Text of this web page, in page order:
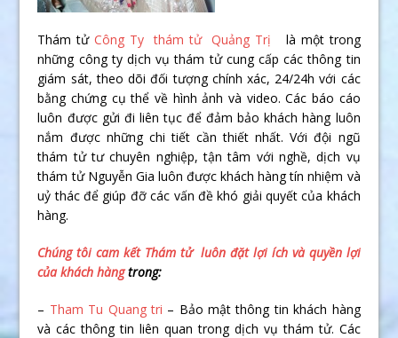
Thám tử Công Ty thám tử Quảng Trị là một trong
những công ty dịch vụ thám tử cung cấp các thông tin
giám sát, theo dõi đối tượng chính xác, 24/24h với các
bằng chứng cụ thể về hình ảnh và video. Các báo cáo
luôn được gửi đi liên tục để đảm bảo khách hàng luôn
nắm được những chi tiết cần thiết nhất. Với đội ngũ
thám tử tư chuyên nghiệp, tận tâm với nghề, dịch vụ
thám tử Nguyễn Gia luôn được khách hàng tín nhiệm và
uỷ thác để giúp đỡ các vấn đề khó giải quyết của khách
hàng.
Chúng tôi cam kết Thám tử luôn đặt lợi ích và quyền lợi
của khách hàngtrong:
– Tham Tu Quang tri – Bảo mật thông tin khách hàng
và các thông tin liên quan trong dịch vụ thám tử. Các